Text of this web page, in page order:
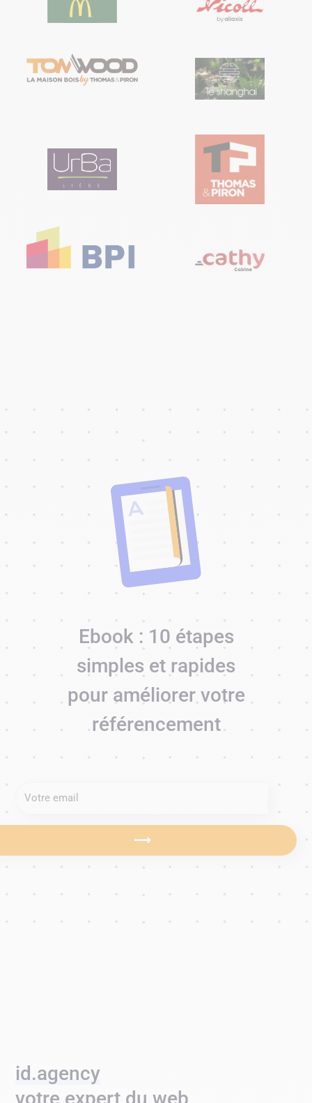
Ebook : 10 étapes
simples et rapides
pour améliorer votre
référencement
⟶
id.agency